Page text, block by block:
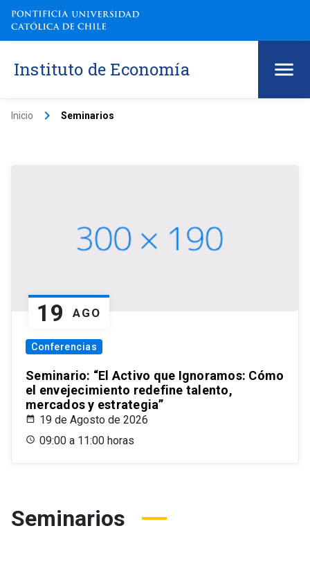
Instituto de Economía
Inicio keyboard_arrow_right Seminarios
19 AGO
Conferencias
Seminario: “El Activo que Ignoramos: Cómo
el envejecimiento redefine talento,
mercados y estrategia”
19 de Agosto de 2026
09:00 a 11:00 horas
Seminarios